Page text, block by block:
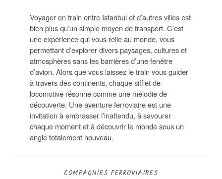
Voyager en train entre Istanbul et d’autres villes est
bien plus qu’un simple moyen de transport. C’est
une expérience qui vous relie au monde, vous
permettant d’explorer divers paysages, cultures et
atmosphères sans les barrières d’une fenêtre
d’avion. Alors que vous laissez le train vous guider
à travers des continents, chaque sifflet de
locomotive résonne comme une mélodie de
découverte. Une aventure ferroviaire est une
invitation à embrasser l’inattendu, à savourer
chaque moment et à découvrir le monde sous un
angle totalement nouveau.
COMPAGNIES FERROVIAIRES